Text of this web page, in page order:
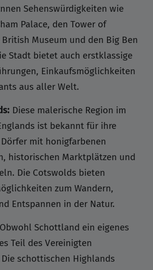
Sehenswürdigkeiten wie
Palace, den Tower of
Museum und den Big Ben
Stadt bietet auch erstklassige
Einkaufsmöglichkeiten
aus aller Welt.
Diese malerische Region im
ist bekannt für ihre
mit honigfarbenen
historischen Marktplätzen und
Die Cotswolds bieten
zum Wandern,
Entspannen in der Natur.
Obwohl Schottland ein eigenes
Teil des Vereinigten
schottischen Highlands